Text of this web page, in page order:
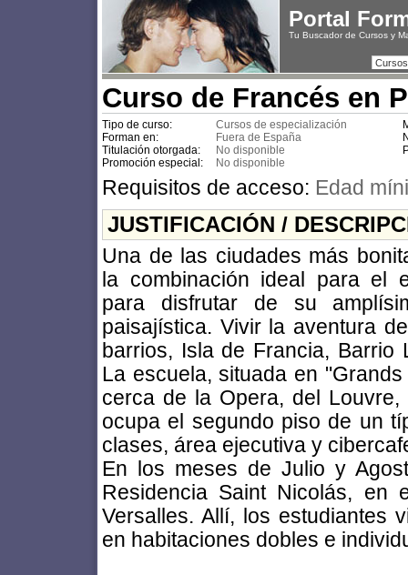
Portal
Tu Buscador de Cursos y
Curso de Francés en
Tipo de curso: Cursos de especialización
Forman en:
Fuera de España
Titulación otorgada:
No disponible
Promoción especial:
No disponible
Requisitos de acceso: Edad
JUSTIFICACIÓN /
Una de las ciudades más
la combinación ideal para el
para disfrutar de su
paisajística. Vivir la aventura
barrios, Isla de Francia,
La escuela, situada en
cerca de la Opera, del
ocupa el segundo piso de un
clases, área ejecutiva y
En los meses de Julio y
Residencia Saint Nicolás,
Versalles. Allí, los estudiantes
en habitaciones dobles e